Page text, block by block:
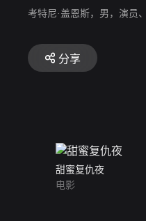
考特尼·盖恩斯，男，演员
分享
甜蜜复仇夜
电影